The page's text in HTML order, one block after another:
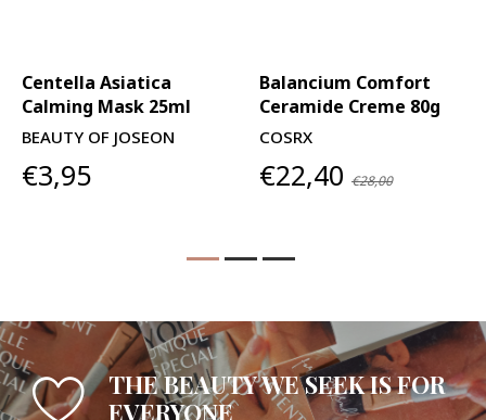
Centella Asiatica
Calming Mask 25ml
BEAUTY OF JOSEON
€3,95
Balancium Comfort
Ceramide Creme 80g
COSRX
€22,40 €28,00
THE BEAUTY WE SEEK IS FOR
EVERYONE